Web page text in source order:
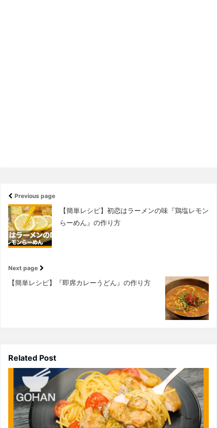
Previous page
【簡単レシピ】初恋はラーメンの味『鶏塩レモン
らーめん』の作り方
Next page
【簡単レシピ】『即席カレーうどん』の作り方
Related Post